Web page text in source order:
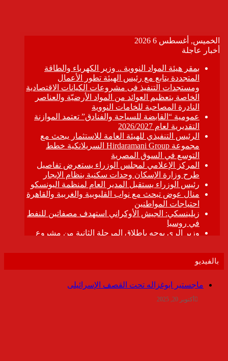
بالفيديو
ماجستير ابوغزاله تحت القصف الإسرائيلى
أكتوبر 20, 2025